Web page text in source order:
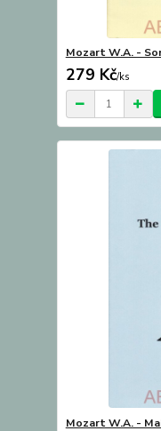
Mozart W.A. -
279 Kč/ks
Mozart W.A. -